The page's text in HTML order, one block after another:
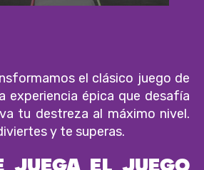
el clásico juego de
experiencia épica que desafía
tu destreza al máximo nivel.
y te superas.
JUEGA EL JUEGO